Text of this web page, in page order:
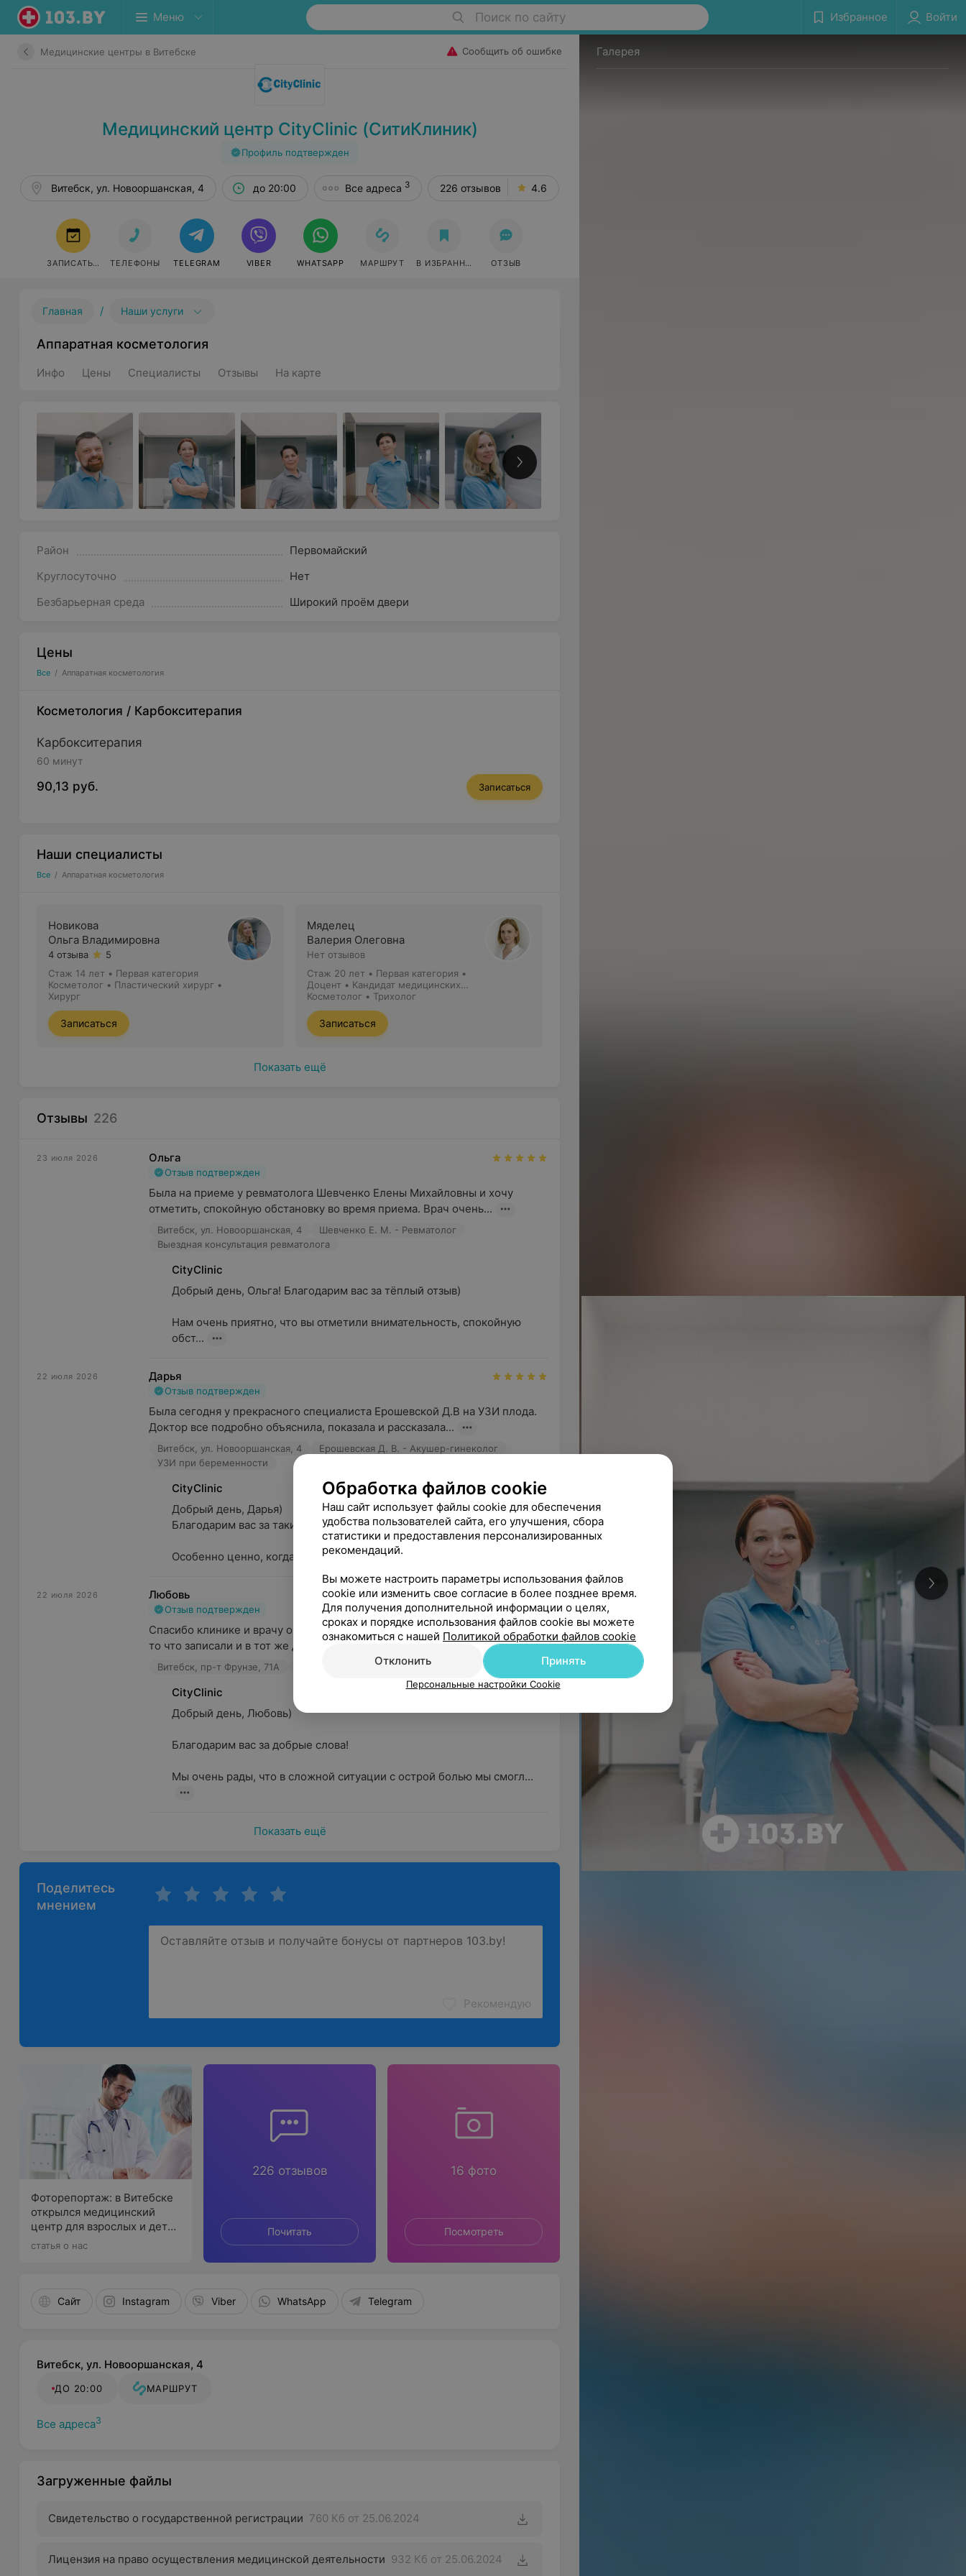
Меню Поиск по сайту Избранное Войти
Медицинские центры в Витебске Сообщить об ошибке
Медицинский центр CityClinic (СитиКлиник)
Профиль подтвержден
Витебск, ул. Новооршанская, 4 до 20:00 Все адреса 3 226 отзывов 4.6
ЗАПИСАТЬСЯ ТЕЛЕФОНЫ TELEGRAM VIBER WHATSAPP МАРШРУТ В ИЗБРАННОЕ ОТЗЫВ
Главная / Наши услуги
Аппаратная косметология
Инфо Цены Специалисты Отзывы На карте
Район
Первомайский
Круглосуточно
Нет
Безбарьерная среда
Широкий проём двери
Цены
Все / Аппаратная косметология
Косметология / Карбокситерапия
Карбокситерапия
60 минут
90,13 руб. Записаться
Наши специалисты
Все / Аппаратная косметология
Новикова
Ольга Владимировна
4 отзыва
5
Стаж 14 лет • Первая категория
Косметолог • Пластический хирург •
Хирург
Записаться
Мяделец
Валерия Олеговна
Нет отзывов
Стаж 20 лет • Первая категория •
Доцент • Кандидат медицинских
наук
Косметолог • Трихолог
Записаться
Показать ещё
Отзывы 226
23 июля 2026 Ольга
Отзыв подтвержден
Была на приеме у ревматолога Шевченко Елены Михайловны и хочу
отметить, спокойную обстановку во время приема. Врач очень...
Витебск, ул. Новооршанская, 4
Шевченко Е. М. - Ревматолог
Выездная консультация ревматолога
CityClinic
Добрый день, Ольга! Благодарим вас за тёплый отзыв)
Нам очень приятно, что вы отметили внимательность, спокойную
обст...
22 июля 2026 Дарья
Отзыв подтвержден
Была сегодня у прекрасного специалиста Ерошевской Д.В на УЗИ плода.
Доктор все подробно объяснила, показала и рассказала...
Витебск, ул. Новооршанская, 4
Ерошевская Д. В. - Акушер-гинеколог
УЗИ при беременности
CityClinic
Добрый день, Дарья)
Благодарим вас за такие трогательные и искренние слова!
Особенно ценно, когда будущие мамы отмеч...
22 июля 2026 Любовь
Отзыв подтвержден
Спасибо клинике и врачу огромное спасибо, Валерие Александровне ,за
то что записали и в тот же день оперативно  приняли ...
Витебск, пр-т Фрунзе, 71А Хирургическая стоматология
CityClinic
Добрый день, Любовь)
Благодарим вас за добрые слова!
Мы очень рады, что в сложной ситуации с острой болью мы смогл...
Показать ещё
Поделитесь
мнением
Рекомендую
Фоторепортаж: в Витебске
открылся медицинский
центр для взрослых и детей
«СитиКлиник»
статья о нас
226 отзывов
Почитать
16 фото
Посмотреть
Сайт Instagram Viber WhatsApp Telegram
Витебск, ул. Новооршанская, 4
ДО 20:00 МАРШРУТ
Все адреса3
Загруженные файлы
Свидетельство о государственной регистрации 760 Кб от 25.06.2024
Лицензия на право осуществления медицинской деятельности 932 Кб от 25.06.2024
Галерея
Обработка файлов cookie
Наш сайт использует файлы cookie для обеспечения
удобства пользователей сайта, его улучшения, сбора
статистики и предоставления персонализированных
рекомендаций.
Вы можете настроить параметры использования файлов
cookie или изменить свое согласие в более позднее время.
Для получения дополнительной информации о целях,
сроках и порядке использования файлов cookie вы можете
ознакомиться с нашей Политикой обработки файлов cookie
Отклонить
Принять
Персональные настройки Cookie